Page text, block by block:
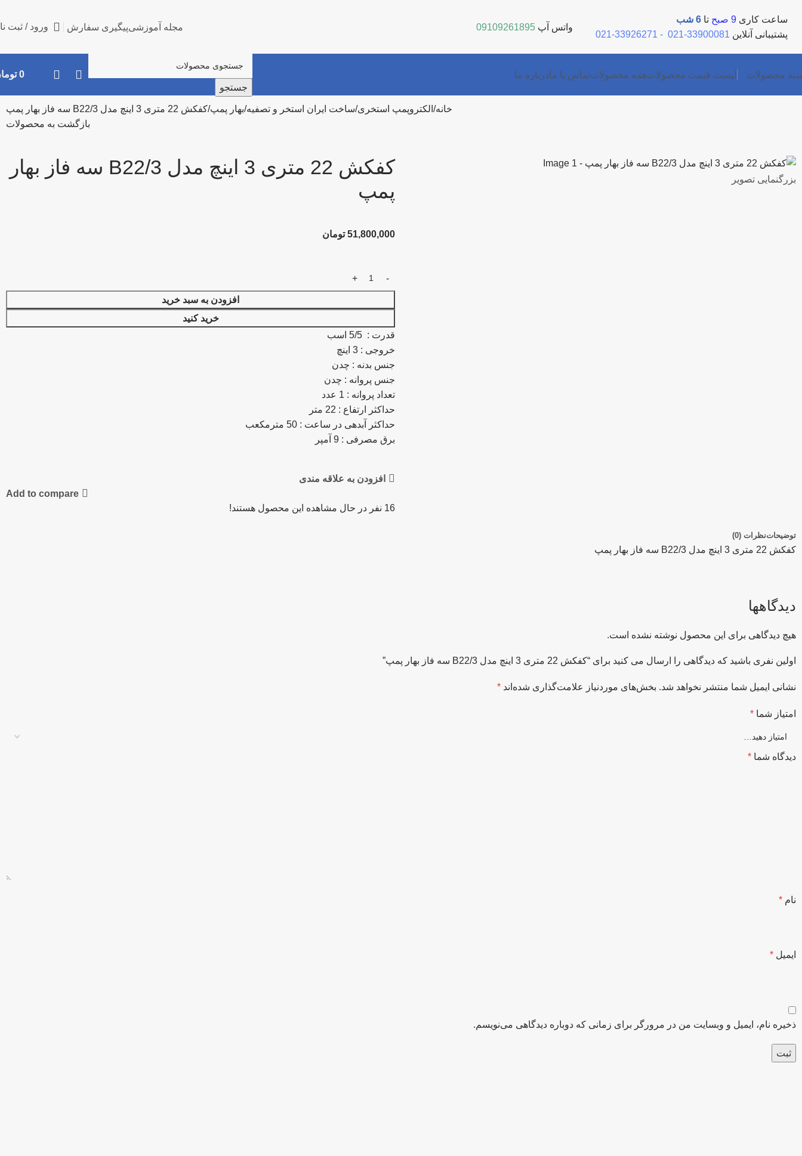
ساعت کاری 9 صبح تا 6 شب
پشتیبانی آنلاین 33900081-021
-
33926271-021
واتس آپ 09109261895 مجله آموزشیپیگیری سفارش ورود / ثبت
محصولات لیست قیمت محصولاتهمه محصولاتتماس با مادرباره ما
جستجو
0
خانه الکتروپمپ استخری ساخت ایران استخر و تصفیه بهار پمپ کفکش 22 متری 3 اینچ مدل B22/3 سه فاز بهار پمپ
بازگشت به محصولات
بزرگنمایی تصویر
کفکش 22 متری 3 اینچ مدل B22/3 سه فاز بهار
پمپ
51,800,000 تومان
افزودن به سبد خرید
خرید کنید
قدرت : 5/5 اسب
خروجی : 3 اینچ
جنس بدنه : چدن
جنس پروانه : چدن
تعداد پروانه : 1 عدد
حداکثر ارتفاع : 22 متر
حداکثر آبدهی در ساعت : 50 مترمکعب
برق مصرفی : 9 آمپر
افزودن به علاقه مندی
Add to compare
16 نفر در حال مشاهده این محصول هستند!
توضیحاتنظرات (0)
کفکش 22 متری 3 اینچ مدل B22/3 سه فاز بهار پمپ
دیدگاهها
هیچ دیدگاهی برای این محصول نوشته نشده است.
اولین نفری باشید که دیدگاهی را ارسال می کنید برای “کفکش 22 متری 3 اینچ مدل B22/3 سه فاز بهار پمپ”
نشانی ایمیل شما منتشر نخواهد شد. بخش‌های موردنیاز علامت‌گذاری شده‌اند *
امتیاز شما *
دیدگاه شما *
نام *
ایمیل *
ذخیره نام، ایمیل و وبسایت من در مرورگر برای زمانی که دوباره دیدگاهی می‌نویسم.